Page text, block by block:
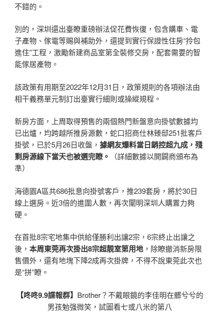
不錯的。
別的，深圳還出臺瞭重磅辦法促花費恢復，包含購車、電
子產物、傢電等賜與補助外，還提到實行保證性住房“拎包
進住”工程，激勵新建商品室第全裝修交房，配套需要的智
能傢居產物。
該政策有用期至2022年12月31日，政策規則的各項辦法由
相干義務單元制訂出臺實行細則或操縱規程。
新房方面，上周取得預售的兩個熱門新盤意向掛號數據均
已出爐，均跨越所推房源數，蛇口招商仕林臻邸251批客戶
掛號，已於5月26日收盤， 據網友爆料當日銷控超九成，殘
剩房源線下當天也被選完瞭。
（詳細數據以開闢商頒布為
準）
海德園A區共686批意向掛號客戶，推239套房，將於30日
線上選房。近3倍的進圍人數，再次闡明深圳人購置力夠
硬。
在首批8宗宅地集中供給僅勝利出讓2宗，6宗終止出讓之
後， 本周東莞再次掛出8宗超靚室第用地 ，除瞭撤消新房限
售價外，還有地塊下降2成再次掛牌，不得不說東莞此次也
是“拼”瞭。
【咚咚9.9諜報群】 Brother？不戴眼鏡的李佳明在髒兮兮的
男孩勉强微笑，試圖看七或八米的第八